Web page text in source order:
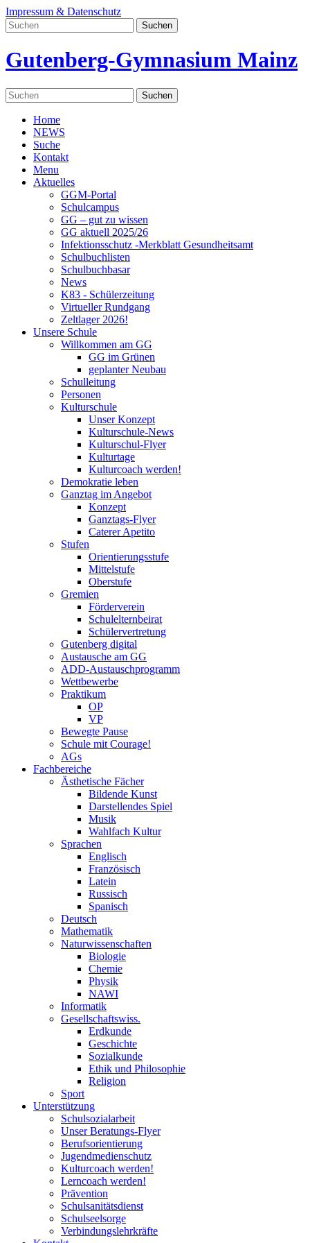
Impressum & Datenschutz
Gutenberg-Gymnasium Mainz
Home
NEWS
Suche
Kontakt
Menu
Aktuelles
GGM-Portal
Schulcampus
GG – gut zu wissen
GG aktuell 2025/26
Infektionsschutz -Merkblatt Gesundheitsamt
Schulbuchlisten
Schulbuchbasar
News
K83 - Schülerzeitung
Virtueller Rundgang
Zeltlager 2026!
Unsere Schule
Willkommen am GG
GG im Grünen
geplanter Neubau
Schulleitung
Personen
Kulturschule
Unser Konzept
Kulturschule-News
Kulturschul-Flyer
Kulturtage
Kulturcoach werden!
Demokratie leben
Ganztag im Angebot
Konzept
Ganztags-Flyer
Caterer Apetito
Stufen
Orientierungsstufe
Mittelstufe
Oberstufe
Gremien
Förderverein
Schulelternbeirat
Schülervertretung
Gutenberg digital
Austausche am GG
ADD-Austauschprogramm
Wettbewerbe
Praktikum
OP
VP
Bewegte Pause
Schule mit Courage!
AGs
Fachbereiche
Ästhetische Fächer
Bildende Kunst
Darstellendes Spiel
Musik
Wahlfach Kultur
Sprachen
Englisch
Französisch
Latein
Russisch
Spanisch
Deutsch
Mathematik
Naturwissenschaften
Biologie
Chemie
Physik
NAWI
Informatik
Gesellschaftswiss.
Erdkunde
Geschichte
Sozialkunde
Ethik und Philosophie
Religion
Sport
Unterstützung
Schulsozialarbeit
Unser Beratungs-Flyer
Berufsorientierung
Jugendmedienschutz
Kulturcoach werden!
Lerncoach werden!
Prävention
Schulsanitätsdienst
Schulseelsorge
Verbindungslehrkräfte